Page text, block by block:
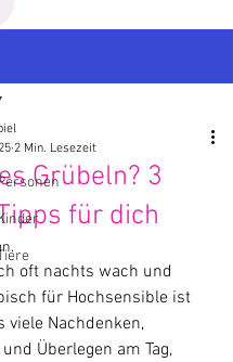
Grübeln? 3
für dich
2 Min. Lesezeit
oft nachts wach und
für Hochsensible ist
viele Nachdenken,
Überlegen am Tag,